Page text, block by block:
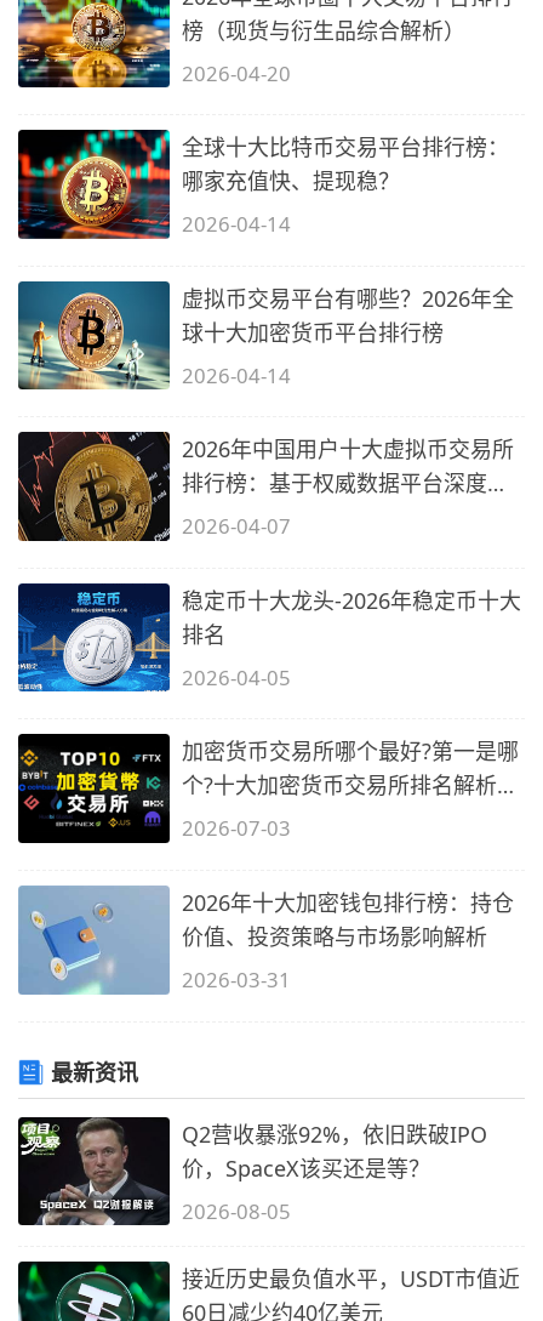
榜（现货与衍生品综合解析）
2026-04-20
全球十大比特币交易平台排行榜：
哪家充值快、提现稳？
2026-04-14
虚拟币交易平台有哪些？2026年全
球十大加密货币平台排行榜
2026-04-14
2026年中国用户十大虚拟币交易所
排行榜：基于权威数据平台深度推
荐
2026-04-07
稳定币十大龙头-2026年稳定币十大
排名
2026-04-05
加密货币交易所哪个最好?第一是哪
个?十大加密货币交易所排名解析
(2026
2026-07-03
2026年十大加密钱包排行榜：持仓
价值、投资策略与市场影响解析
2026-03-31
最新资讯
Q2营收暴涨92%，依旧跌破IPO
价，SpaceX该买还是等？
2026-08-05
接近历史最负值水平，USDT市值近
60日减少约40亿美元